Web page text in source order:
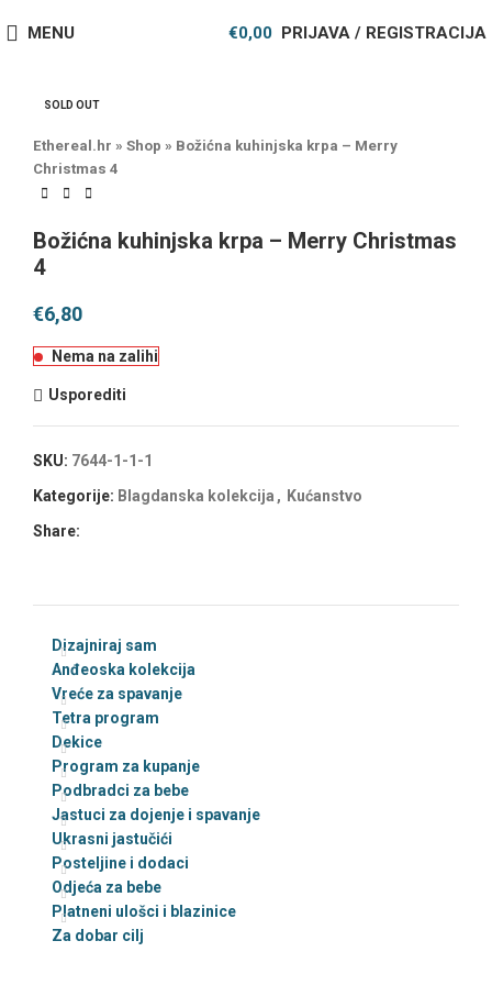
MENU €0,00 PRIJAVA / REGISTRACIJA
SOLD OUT
Ethereal.hr » Shop » Božićna kuhinjska krpa – Merry
Christmas 4
Božićna kuhinjska krpa – Merry Christmas
4
€6,80
Nema na zalihi
Usporediti
SKU: 7644-1-1-1
Kategorije: Blagdanska kolekcija , Kućanstvo
Share:
Dizajniraj sam
Anđeoska kolekcija
Vreće za spavanje
Tetra program
Dekice
Program za kupanje
Podbradci za bebe
Jastuci za dojenje i spavanje
Ukrasni jastučići
Posteljine i dodaci
Odjeća za bebe
Platneni ulošci i blazinice
Za dobar cilj